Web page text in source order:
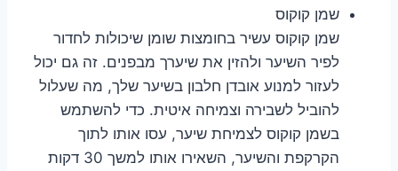
שמן קוקוס
שמן קוקוס עשיר בחומצות שומן שיכולות לחדור
לפיר השיער ולהזין את שיערך מבפנים. זה גם יכול
לעזור למנוע אובדן חלבון בשיער שלך, מה שעלול
להוביל לשבירה וצמיחה איטית. כדי להשתמש
בשמן קוקוס לצמיחת שיער, עסו אותו לתוך
הקרקפת והשיער, השאירו אותו למשך 30 דקות